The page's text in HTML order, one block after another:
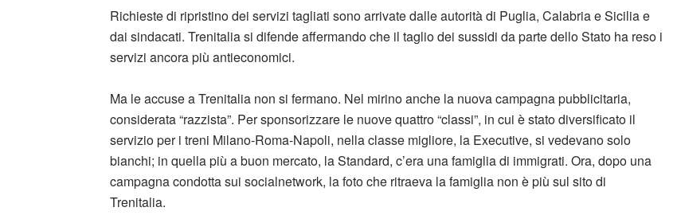
Richieste di ripristino dei servizi tagliati sono arrivate dalle autorità di Puglia, Calabria e Sicilia e
dai sindacati. Trenitalia si difende affermando che il taglio dei sussidi da parte dello Stato ha reso i
servizi ancora più antieconomici.
Ma le accuse a Trenitalia non si fermano. Nel mirino anche la nuova campagna pubblicitaria,
considerata “razzista”. Per sponsorizzare le nuove quattro “classi”, in cui è stato diversificato il
servizio per i treni Milano-Roma-Napoli, nella classe migliore, la Executive, si vedevano solo
bianchi; in quella più a buon mercato, la Standard, c’era una famiglia di immigrati. Ora, dopo una
campagna condotta sui socialnetwork, la foto che ritraeva la famiglia non è più sul sito di
Trenitalia.